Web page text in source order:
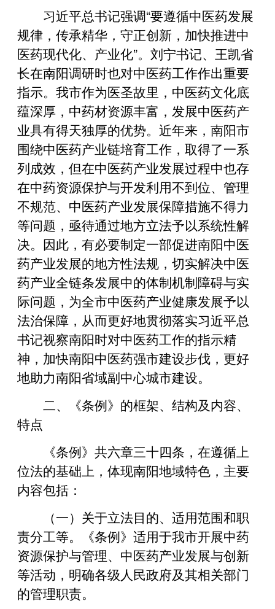
习近平总书记强调“要遵循中医药发展
规律，传承精华，守正创新，加快推进中
医药现代化、产业化”。刘宁书记、王凯省
长在南阳调研时也对中医药工作作出重要
指示。我市作为医圣故里，中医药文化底
蕴深厚，中药材资源丰富，发展中医药产
业具有得天独厚的优势。近年来，南阳市
围绕中医药产业链培育工作，取得了一系
列成效，但在中医药产业发展过程中也存
在中药资源保护与开发利用不到位、管理
不规范、中医药产业发展保障措施不得力
等问题，亟待通过地方立法予以系统性解
决。因此，有必要制定一部促进南阳中医
药产业发展的地方性法规，切实解决中医
药产业全链条发展中的体制机制障碍与实
际问题，为全市中医药产业健康发展予以
法治保障，从而更好地贯彻落实习近平总
书记视察南阳时对中医药工作的指示精
神，加快南阳中医药强市建设步伐，更好
地助力南阳省域副中心城市建设。
二、《条例》的框架、结构及内容、
特点
《条例》共六章三十四条，在遵循上
位法的基础上，体现南阳地域特色，主要
内容包括：
（一）关于立法目的、适用范围和职
责分工等。《条例》适用于我市开展中药
资源保护与管理、中医药产业发展与创新
等活动，明确各级人民政府及其相关部门
的管理职责。